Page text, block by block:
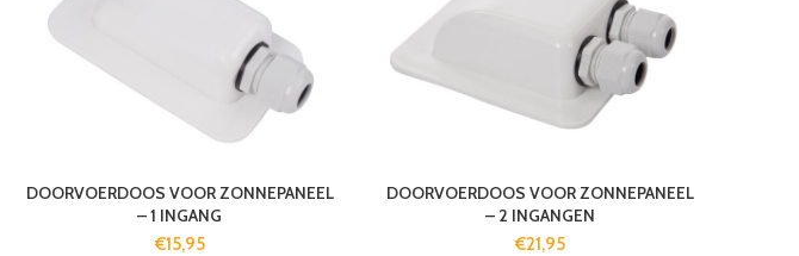
DOORVOERDOOS VOOR ZONNEPANEEL
– 1 INGANG
€15,95
DOORVOERDOOS VOOR ZONNEPANEEL
– 2 INGANGEN
€21,95